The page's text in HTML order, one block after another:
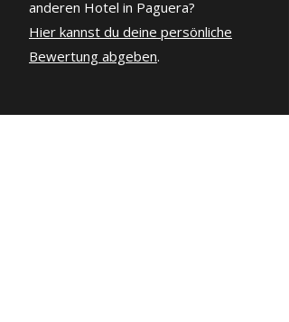
anderen Hotel in Paguera?
Hier kannst du deine persönliche
Bewertung abgeben.